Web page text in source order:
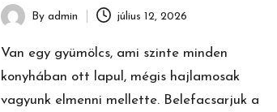
Posted
by
By admin július 12, 2026
Van egy gyümölcs, ami szinte minden
konyhában ott lapul, mégis hajlamosak
vagyunk elmenni mellette. Belefacsarjuk a